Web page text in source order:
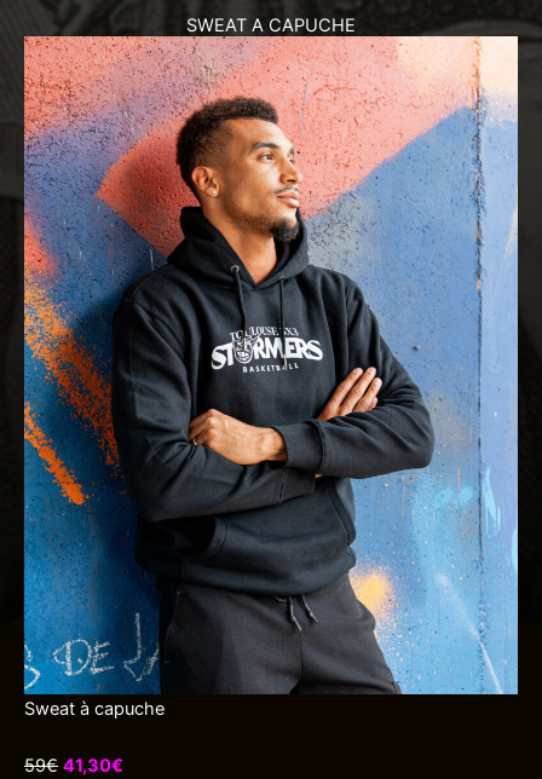
SWEAT A CAPUCHE
Sweat à capuche
59€ 41,30€